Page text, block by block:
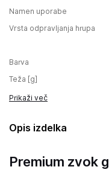
Namen uporabe
Vrsta odpravljanja hrupa
Barva
Teža [g]
Prikaži več
Opis izdelka
Premium zvok